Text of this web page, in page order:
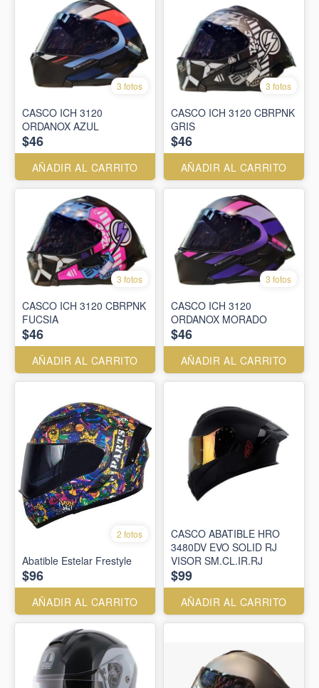
3 fotos
CASCO ICH 3120
ORDANOX AZUL
$46
AÑADIR AL CARRITO
3 fotos
CASCO ICH 3120 CBRPNK
GRIS
$46
AÑADIR AL CARRITO
3 fotos
CASCO ICH 3120 CBRPNK
FUCSIA
$46
AÑADIR AL CARRITO
3 fotos
CASCO ICH 3120
ORDANOX MORADO
$46
AÑADIR AL CARRITO
2 fotos
Abatible Estelar Frestyle
$96
AÑADIR AL CARRITO
CASCO ABATIBLE HRO
3480DV EVO SOLID RJ
VISOR SM.CL.IR.RJ
$99
AÑADIR AL CARRITO